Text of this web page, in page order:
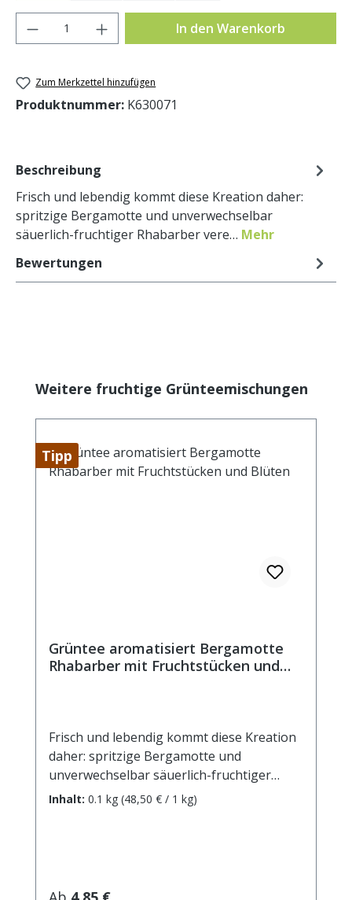
Produkt Anzahl: Gib den gewünschten
In den Warenkorb
Zum Merkzettel hinzufügen
Produktnummer: K630071
Beschreibung
Frisch und lebendig kommt diese Kreation daher:
spritzige Bergamotte und unverwechselbar
säuerlich-fruchtiger Rhabarber vere… Mehr
Bewertungen
Produktgalerie überspringen
Weitere fruchtige Grünteemischungen
Tipp
Grüntee aromatisiert Bergamotte
Rhabarber mit Fruchtstücken und
Frisch und lebendig kommt diese Kreation
daher: spritzige Bergamotte und
unverwechselbar säuerlich-fruchtiger
Rhabarber vereinen sich zu einem
Rhabarberstücke(1%) Zubereitung: ca. 12g
Inhalt: 0.1 kg (48,50 € / 1 kg)
Regulärer Preis: